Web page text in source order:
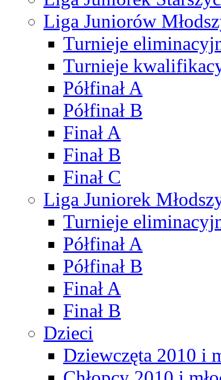
Liga Juniorów
Turnieje
Turnieje
Półfinał A
Półfinał B
Finał A
Finał B
Finał C
Liga Juniorek
Turnieje
Półfinał A
Półfinał B
Finał A
Finał B
Dzieci
Dziewczęta 2010 i